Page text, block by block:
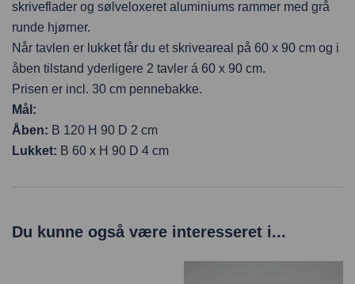
skriveflader og sølveloxeret aluminiums rammer med grå
runde hjørner.
Når tavlen er lukket får du et skriveareal på 60 x 90 cm og i
åben tilstand yderligere 2 tavler á 60 x 90 cm.
Prisen er incl. 30 cm pennebakke.
Mål:
Åben: B 120 H 90 D 2 cm
Lukket: B 60 x H 90 D 4 cm
Du kunne også være interesseret i...